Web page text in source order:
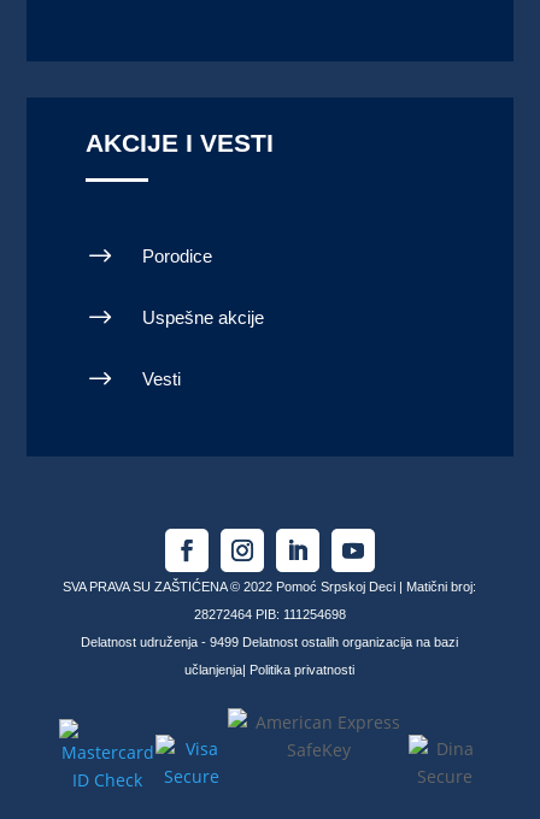
AKCIJE I VESTI
$ Porodice
$ Uspešne akcije
$ Vesti
SVA PRAVA SU ZAŠTIĆENA © 2022 Pomoć Srpskoj Deci | Matični broj:
28272464 PIB: 111254698
Delatnost udruženja - 9499 Delatnost ostalih organizacija na bazi
učlanjenja| Politika privatnosti